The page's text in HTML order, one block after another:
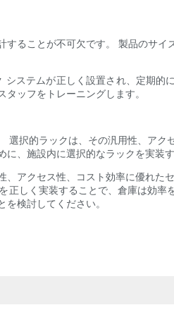
ることが不可欠です。 製品のサイ
ステムが正しく設置され、定期的
ッフをトレーニングします。
択的ラックは、その汎用性、アク
、施設内に選択的なラックを実装
アクセス性、コスト効率に優れた
しく実装することで、倉庫は効率
検討してください。